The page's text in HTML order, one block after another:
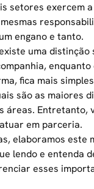
setores exercem
engano e tanto.
uma distinção
enquanto
fica mais
são as maiores
áreas. Entretanto,
em parceria.
elaboramos este
lendo e entenda
esses